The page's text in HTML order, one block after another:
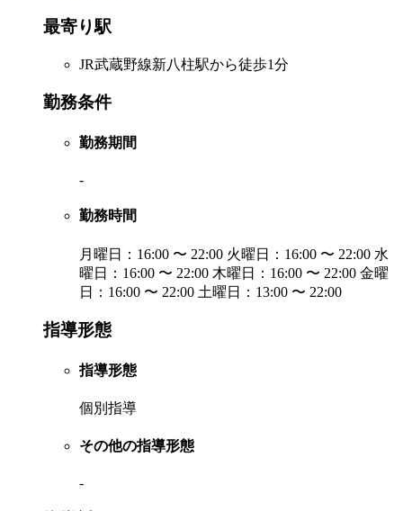
最寄り駅
JR武蔵野線新八柱駅から徒歩1分
勤務条件
勤務期間
-
勤務時間
月曜日：16:00 〜 22:00 火曜日：16:00 〜 22:00 水
曜日：16:00 〜 22:00 木曜日：16:00 〜 22:00 金曜
日：16:00 〜 22:00 土曜日：13:00 〜 22:00
指導形態
指導形態
個別指導
その他の指導形態
-